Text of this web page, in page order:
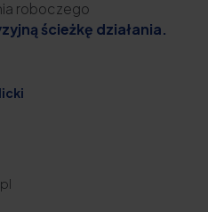
roboczego
ścieżkę działania.